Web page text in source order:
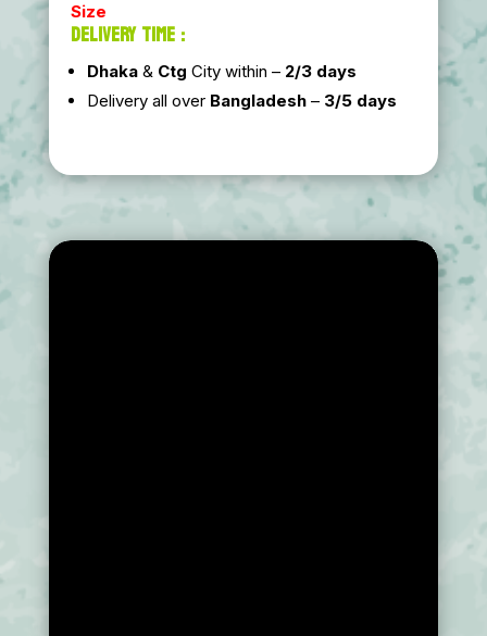
Size
DELIVERY TIME :
Dhaka& Ctg City within – 2/3 days
Delivery all over Bangladesh– 3/5 days